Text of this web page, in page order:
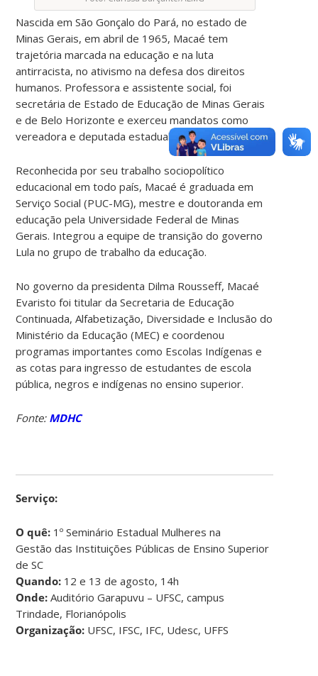
Nascida em São Gonçalo do Pará, no estado de
Minas Gerais, em abril de 1965, Macaé tem
trajetória marcada na educação e na luta
antirracista, no ativismo na defesa dos direitos
humanos. Professora e assistente social, foi
secretária de Estado de Educação de Minas Gerais
e de Belo Horizonte e exerceu mandatos como
vereadora e deputada estadual no estado.
Reconhecida por seu trabalho sociopolítico
educacional em todo país, Macaé é graduada em
Serviço Social (PUC-MG), mestre e doutoranda em
educação pela Universidade Federal de Minas
Gerais. Integrou a equipe de transição do governo
Lula no grupo de trabalho da educação.
No governo da presidenta Dilma Rousseff, Macaé
Evaristo foi titular da Secretaria de Educação
Continuada, Alfabetização, Diversidade e Inclusão do
Ministério da Educação (MEC) e coordenou
programas importantes como Escolas Indígenas e
as cotas para ingresso de estudantes de escola
pública, negros e indígenas no ensino superior.
Fonte: MDHC
Serviço:
O quê: 1º Seminário Estadual Mulheres na
Gestão das Instituições Públicas de Ensino Superior
de SC
Quando: 12 e 13 de agosto, 14h
Onde: Auditório Garapuvu – UFSC, campus
Trindade, Florianópolis
Organização: UFSC, IFSC, IFC, Udesc, UFFS